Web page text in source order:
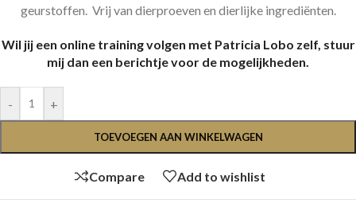
geurstoffen. Vrij van dierproeven en dierlijke ingrediënten.
Wil jij een online training volgen met Patricia Lobo zelf, stuur
mij dan een berichtje voor de mogelijkheden.
- +
TOEVOEGEN AAN WINKELWAGEN
Compare Add to wishlist